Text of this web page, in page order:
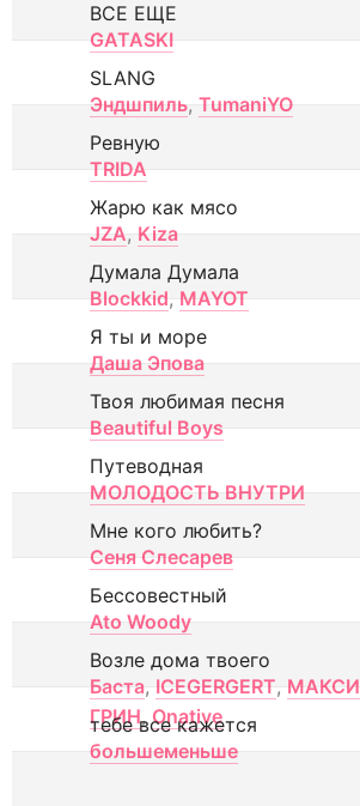
ВСЕ ЕЩЕ
GATASKI
SLANG
Эндшпиль, TumaniYO
Ревную
TRIDA
Жарю как мясо
JZA, Kiza
Думала Думала
Blockkid, MAYOT
Я ты и море
Даша Эпова
Твоя любимая песня
Beautiful Boys
Путеводная
МОЛОДОСТЬ ВНУТРИ
Мне кого любить?
Сеня Слесарев
Бессовестный
Ato Woody
Возле дома твоего
Баста, ICEGERGERT, МАКСИ
ГРИН, Onative
тебе все кажется
большеменьше